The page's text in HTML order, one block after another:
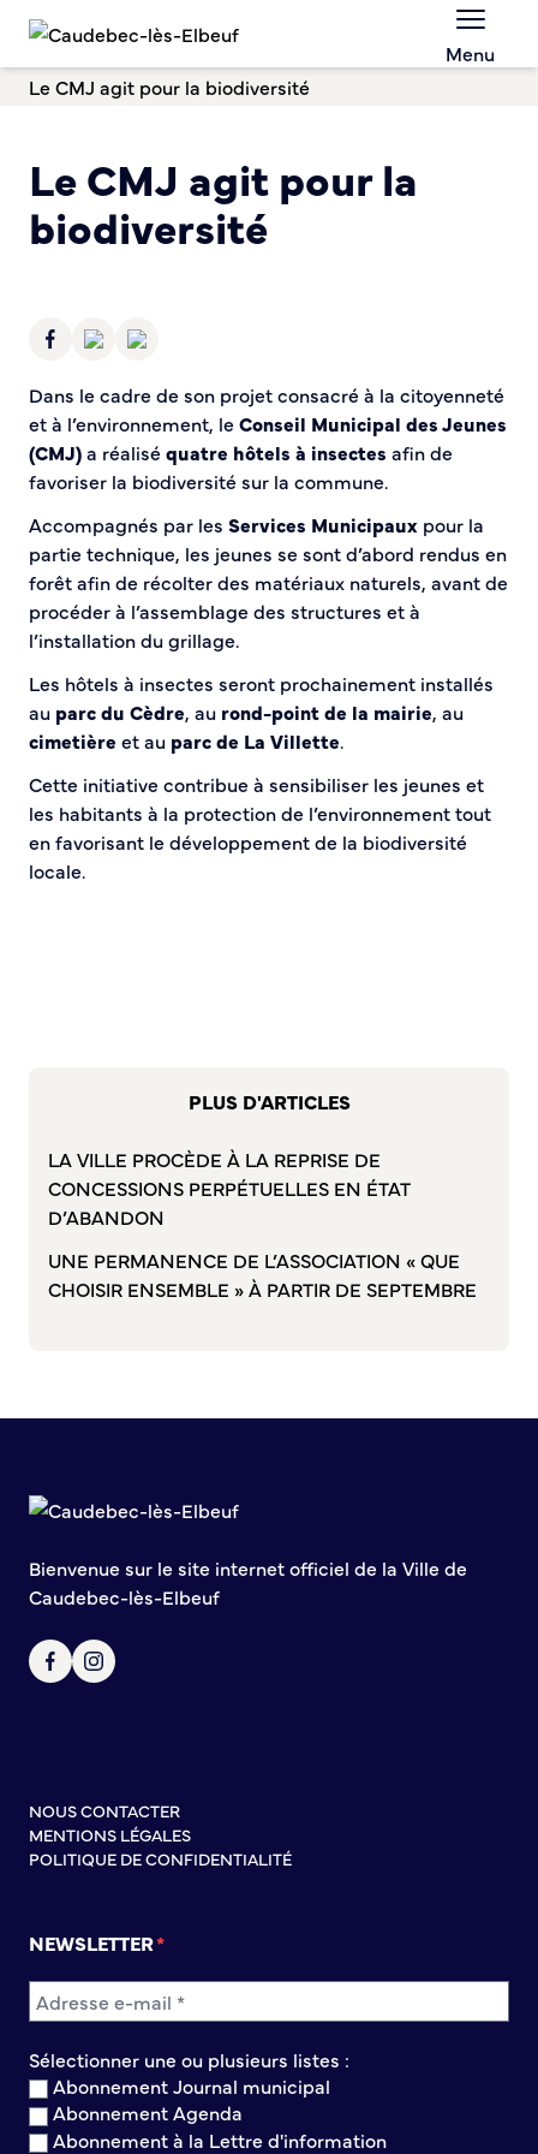
Menu
Le CMJ agit pour la biodiversité
Le CMJ agit pour la
biodiversité
Dans le cadre de son projet consacré à la citoyenneté
et à l’environnement, le Conseil Municipal des Jeunes
(CMJ)a réalisé quatre hôtels à insectes afin de
favoriser la biodiversité sur la commune.
Accompagnés par les Services Municipaux pour la
partie technique, les jeunes se sont d’abord rendus en
forêt afin de récolter des matériaux naturels, avant de
procéder à l’assemblage des structures et à
l’installation du grillage.
Les hôtels à insectes seront prochainement installés
au parc du Cèdre, au rond-point de la mairie, au
cimetière et au parc de La Villette.
Cette initiative contribue à sensibiliser les jeunes et
les habitants à la protection de l’environnement tout
en favorisant le développement de la biodiversité
locale.
PLUS D'ARTICLES
LA VILLE PROCÈDE À LA REPRISE DE
CONCESSIONS PERPÉTUELLES EN ÉTAT
D’ABANDON
UNE PERMANENCE DE L’ASSOCIATION « QUE
CHOISIR ENSEMBLE » À PARTIR DE SEPTEMBRE
Bienvenue sur le site internet officiel de la Ville de
Caudebec-lès-Elbeuf
NOUS CONTACTER
MENTIONS LÉGALES
POLITIQUE DE CONFIDENTIALITÉ
NEWSLETTER
Sélectionner une ou plusieurs listes :
Abonnement Journal municipal
Abonnement Agenda
Abonnement à la Lettre d'information
commerce local !
Marché
Dispositif Teste ton Etal’
Boutique test
Permis de louer
Renov’ Enseigne
Risques majeurs
Taxe locale sur la Publicité Extérieure
Éclairage public
Demande d’Occupation du Domaine Public
Sécurité tranquillité
Police municipale
Tranquillité vacances
Vidéoprotection
Aide à l’installation d’alarmes
Horaires pour le bricolage et le jardinage
Infos pratiques
Plan de Ville
Bienvenue à Caudebec
Histoire de la ville
Patrimoine historique
Temps forts
Emménager à Caudebec
Cadre de vie
S’informer
Application
Réseaux sociaux
Journal municipal
Le Département de la Seine-Maritime
La Région Normandie
Culture
Espace Bourvil
Studio Gainsbourg
Boîtes à lire
Vie associative
Attribution de subventions